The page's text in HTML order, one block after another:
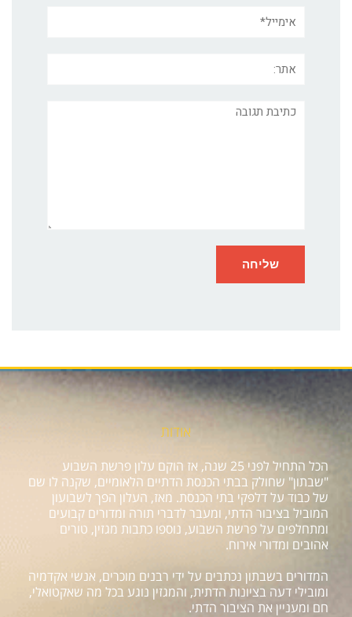
תגובה
אודות
הכל התחיל לפני 25 שנה, אז הוקם עלון פרשת השבוע
"שבתון" שחולק בבתי הכנסת הדתיים הלאומיים, שקנה לו שם
של כבוד על דלפקי בתי הכנסת. מאז, העלון הפך לשבועון
המוביל בציבור הדתי, ומעבר לדברי תורה ומדורים קבועים
ומתחלפים על פרשת השבוע, נוספו כתבות מגזין, טורים
אהובים ומדורי אירוח.
המדורים בשבתון נכתבים על ידי רבנים מוכרים, אנשי אקדמיה
ומובילי דעה בציונות הדתית, והמגזין נוגע בכל מה שאקטואלי,
חם ומעניין את הציבור הדתי.